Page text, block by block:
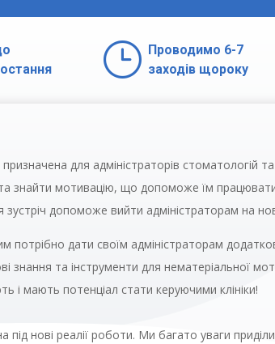
} Проводимо 6-7
заходів щороку
призначена для адміністраторів стоматологій
знайти мотивацію, що допоможе їм працювати
допоможе вийти адміністраторам на
потрібно дати своїм адміністраторам
знання та інструменти для нематеріальної
і мають потенціал стати керуючими клініки!
під нові реалії роботи. Ми багато уваги